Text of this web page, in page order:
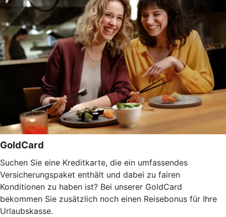
GoldCard
Suchen Sie eine Kreditkarte, die ein umfassendes
Versicherungspaket enthält und dabei zu fairen
Konditionen zu haben ist? Bei unserer GoldCard
bekommen Sie zusätzlich noch einen Reisebonus für Ihre
Urlaubskasse.